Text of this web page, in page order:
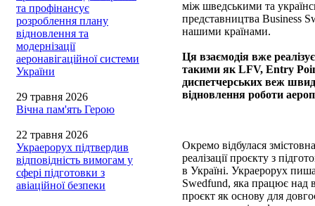
та профінансує
розроблення плану
відновлення та
модернізації
аеронавігаційної системи
України
29 травня 2026
Вічна пам'ять Герою
22 травня 2026
Украерорух підтвердив
відповідність вимогам у
сфері підготовки з
авіаційної безпеки
між шведськими та
представництва Business
нашими країнами.
Ця взаємодія вже
такими як LFV, Entry
диспетчерських веж
відновлення роботи
Окремо відбулася
реалізації проєкту з
в Україні. Украерорух
Swedfund, яка працює над
проєкт як основу для